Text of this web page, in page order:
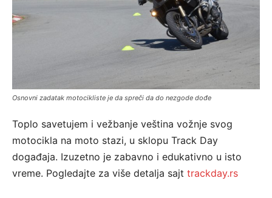
Osnovni zadatak motocikliste je da spreči da do nezgode dođe
Toplo savetujem i vežbanje veština vožnje svog
motocikla na moto stazi, u sklopu Track Day
događaja. Izuzetno je zabavno i edukativno u isto
vreme. Pogledajte za više detalja sajt trackday.rs